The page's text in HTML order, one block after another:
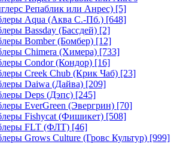
Репаблик или Анрес) [5]
Aqua (Аква С.-Пб.) [648]
Bassday (Бассдей) [2]
Bomber (Бомбер) [12]
Chimera (Химера) [733]
Condor (Кондор) [16]
Creek Chub (Крик Чаб) [23]
Daiwa (Дайва) [209]
Deps (Дэпс) [245]
EverGreen (Эвергрин) [70]
Fishycat (Фишикет) [508]
FLT (ФЛТ) [46]
Grows Culture (Гровс Культур) [999]